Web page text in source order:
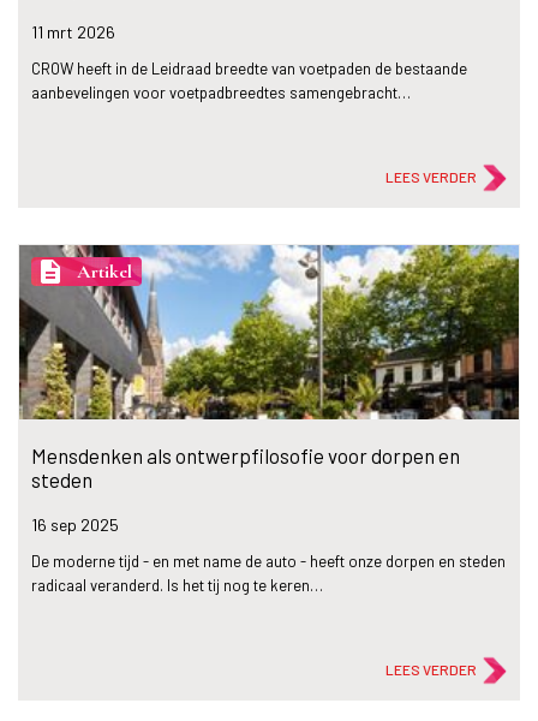
11 mrt 2026
CROW heeft in de Leidraad breedte van voetpaden de bestaande
aanbevelingen voor voetpadbreedtes samengebracht…
LEES VERDER
description Artikel
Mensdenken als ontwerpfilosofie voor dorpen en
steden
16 sep 2025
De moderne tijd - en met name de auto - heeft onze dorpen en steden
radicaal veranderd. Is het tij nog te keren…
LEES VERDER